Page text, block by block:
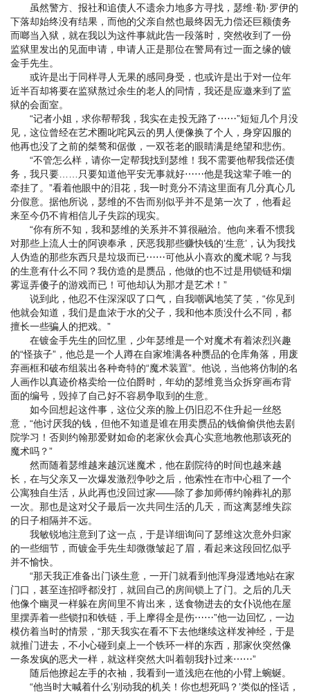
虽然警方、报社和追债人不遗余力地多方寻找，瑟维·勒·罗伊的
下落却始终没有结果，而他的父亲自然也最终因无力偿还巨额债务
而啷当入狱，就在我以为这件事就此告一段落时，突然收到了一份
监狱里发出的见面申请，申请人正是那位在警局有过一面之缘的镀
金手先生。
或许是出于同样寻人无果的感同身受，也或许是出于对一位年
近半百却将要在监狱熬过余生的老人的同情，我还是应邀来到了监
狱的会面室。
“记者小姐，求你帮帮我，我实在走投无路了⋯⋯”短短几个月没
见，这位曾经在艺术圈叱咤风云的男人便像换了个人，身穿囚服的
他再也没了之前的桀骜和倨傲，一双苍老的眼睛满是绝望和悲伤。
“不管怎么样，请你一定帮我找到瑟维！我不需要他帮我偿还债
务，我只要……只要知道他平安无事就好⋯⋯他是我这辈子唯一的
牵挂了。”看着他眼中的泪花，我一时竟分不清这里面有几分真心几
分假意。据他所说，瑟维的不告而别似乎并不是第一次了，他看起
来至今仍不肯相信儿子失踪的现实。
“你有所不知，我和瑟维的关系并不算很融洽。他向来看不惯我
对那些上流人士的阿谀奉承，厌恶我那些赚快钱的’生意’，认为我找
人伪造的那些东西只是垃圾而已⋯⋯可他从小喜欢的魔术呢？与我
的生意有什么不同？我仿造的是赝品，他做的也不过是用锁链和烟
雾逗弄傻子的游戏而已！可他却认为那才是艺术！”
说到此，他忍不住深深叹了口气，自我嘲讽地笑了笑，“你见到
他就会知道，我们是血浓于水的父子，我和他本质没什么不同，都
擅长一些骗人的把戏。”
在镀金手先生的回忆里，少年瑟维是一个对魔术有着浓烈兴趣
的“怪孩子”，他总是一个人蹲在自家堆满各种赝品的仓库角落，用废
弃画框和破布组装出各种奇特的“魔术装置”。他说，当他将仿制的名
人画作以真迹价格卖给一位伯爵时，年幼的瑟维竟当众拆穿画布背
面的编号，毁掉了自己好不容易争取到的生意。
如今回想起这件事，这位父亲的脸上仍旧忍不住升起一丝怒
意，“他讨厌我的钱，但他不知道是谁在用卖赝品的钱偷偷供他去剧
院学习！否则约翰那爱财如命的老家伙会真心实意地教他那该死的
魔术吗？”
然而随着瑟维越来越沉迷魔术，他在剧院待的时间也越来越
长，在与父亲又一次爆发激烈争吵之后，他索性在市中心租了一个
公寓独自生活，从此再也没回过家——除了参加师傅约翰葬礼的那
一次。那也是这对父子最后一次共同生活的几天，而这离瑟维失踪
的日子相隔并不远。
我敏锐地注意到了这一点，于是详细询问了瑟维这次意外归家
的一些细节，而镀金手先生却微微皱起了眉，看起来这段回忆似乎
并不愉快。
“那天我正准备出门谈生意，一开门就看到他浑身湿透地站在家
门口，甚至连招呼都没打，就回自己的房间锁上了门。之后的几天
他像个幽灵一样躲在房间里不肯出来，送食物进去的女仆说他在屋
里摆弄着一些锁扣和铁链，手上摩得全是伤⋯⋯”他一边回忆，一边
模仿着当时的情景，“那天我实在看不下去他继续这样发神经，于是
就推门进去，不小心碰到桌上一个铁环一样的东西，那家伙突然像
一条发疯的恶犬一样，就这样突然大叫着朝我扑过来⋯⋯”
随后他撩起左手的衣袖，我看到一道浅疤在他的小臂上蜿蜒。
“他当时大喊着什么’别动我的机关！你也想死吗？’类似的怪话，